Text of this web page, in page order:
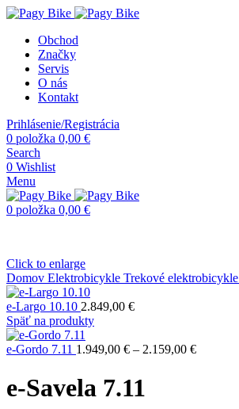
Obchod
Značky
Servis
O nás
Kontakt
Prihlásenie/Registrácia
0 položka 0,00 €
Search
0 Wishlist
Menu
0 položka 0,00 €
Click to enlarge
Domov Elektrobicykle Trekové elektrobicykle
e-Largo 10.10 2.849,00 €
Späť na produkty
e-Gordo 7.11 1.949,00 € – 2.159,00 €Price
e-Savela 7.11